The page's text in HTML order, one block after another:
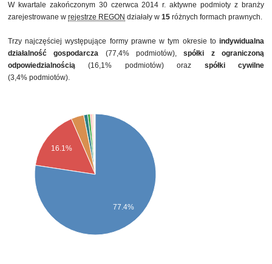
W kwartale zakończonym 30 czerwca 2014 r. aktywne podmioty z branży
zarejestrowane w rejestrze REGON działały w 15 różnych formach prawnych.
Trzy najczęściej występujące formy prawne w tym okresie to indywidualna
działalność gospodarcza (77,4% podmiotów),spółki z ograniczoną
odpowiedzialnością (16,1% podmiotów) oraz spółki cywilne
(3,4% podmiotów).
16.1%
77.4%